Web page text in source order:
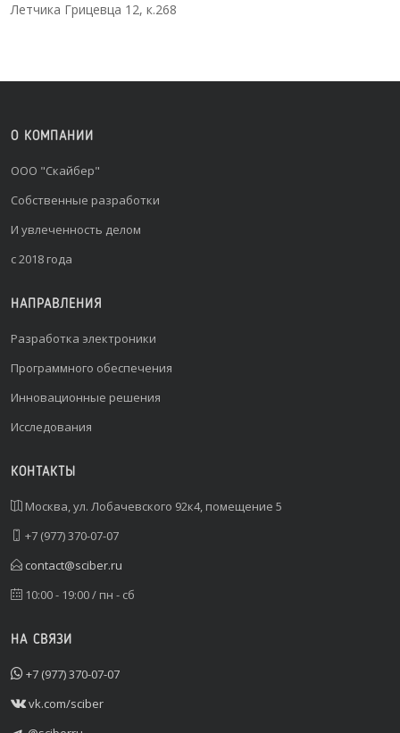
Летчика Грицевца 12, к.268
О КОМПАНИИ
ООО "Скайбер"
Собственные разработки
И увлеченность делом
с 2018 года
НАПРАВЛЕНИЯ
Разработка электроники
Программного обеспечения
Инновационные решения
Исследования
КОНТАКТЫ
Москва, ул. Лобачевского 92к4, помещение 5
+7 (977) 370-07-07
contact@sciber.ru
10:00 - 19:00 / пн - сб
НА СВЯЗИ
+7 (977) 370-07-07
vk.com/sciber